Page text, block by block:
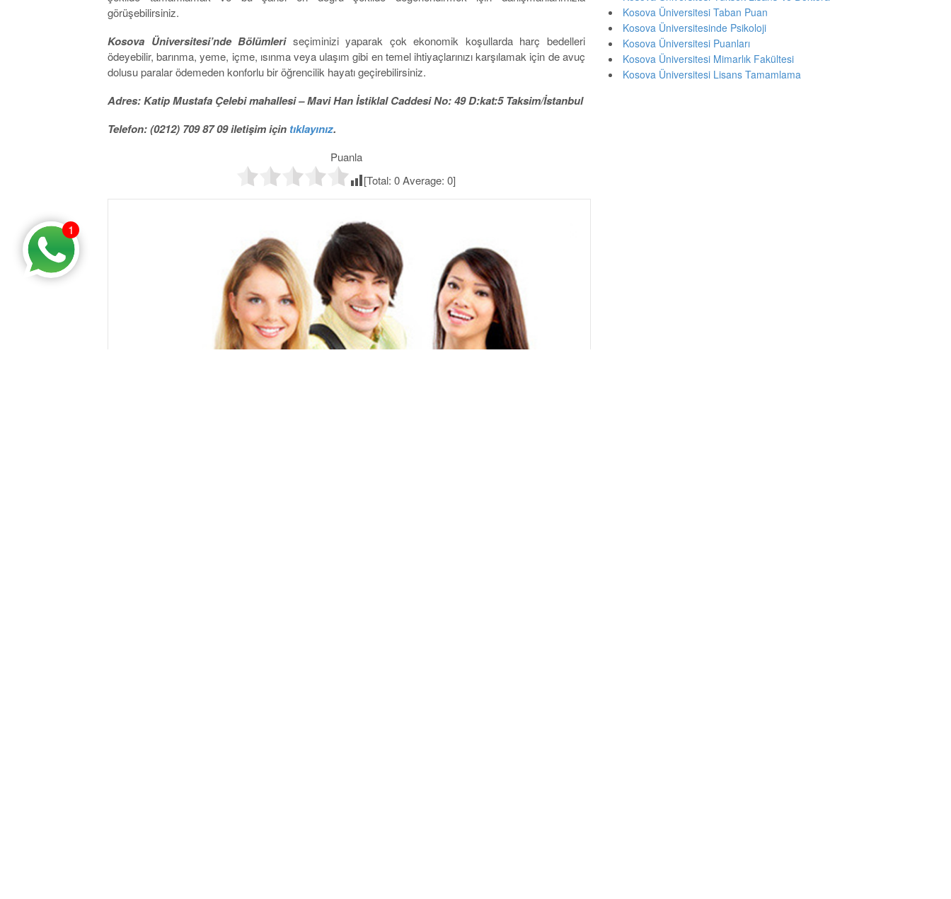
görüşebilirsiniz.
Kosova Üniversitesi’nde Bölümleriseçiminizi yaparak çok ekonomik koşullarda harç bedelleri
ödeyebilir, barınma, yeme, içme, ısınma veya ulaşım gibi en temel ihtiyaçlarınızı karşılamak için de avuç
dolusu paralar ödemeden konforlu bir öğrencilik hayatı geçirebilirsiniz.
Adres: Katip Mustafa Çelebi mahallesi – Mavi Han İstiklal Caddesi No: 49 D:kat:5 Taksim/İstanbul
Telefon: (0212) 709 87 09 iletişim için tıklayınız.
Puanla
[Total:0Average:0]
Kosova Üniversitesi Taban Puan
Kosova Üniversitesinde Psikoloji
Kosova Üniversitesi Puanları
Kosova Üniversitesi Mimarlık Fakültesi
Kosova Üniversitesi Lisans Tamamlama
1